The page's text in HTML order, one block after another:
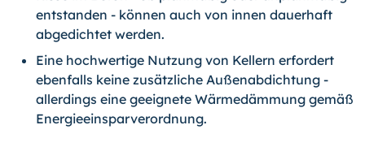
entstanden - können auch von innen dauerhaft
abgedichtet werden.
Eine hochwertige Nutzung von Kellern erfordert
ebenfalls keine zusätzliche Außenabdichtung -
allerdings eine geeignete Wärmedämmung gemäß
Energieeinsparverordnung.